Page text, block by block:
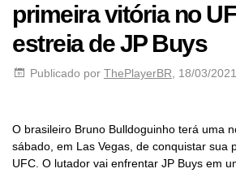
primeira vitória no
estreia de JP Buys
Publicado por ThePlayerBR, 18/03/2021
O brasileiro Bruno Bulldoguinho terá uma
sábado, em Las Vegas, de conquistar sua
UFC. O lutador vai enfrentar JP Buys em